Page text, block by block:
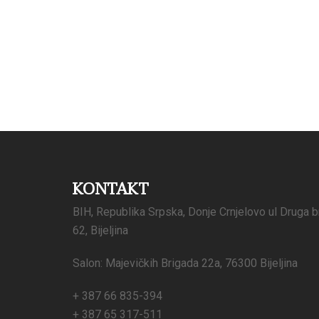
KONTAKT
BIH, Republika Srpska, Donje Crnjelovo ul Druga
62, Bijeljina
Salon: Majevičkih Brigada 22a, 76300 Bijeljina
+ 387 66 835-394
+ 387 65 317-511